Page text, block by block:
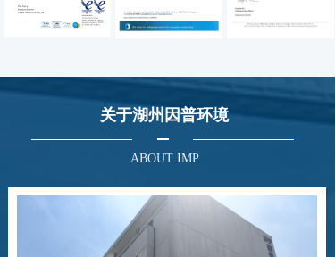
关于湖州因普环境
ABOUT IMP